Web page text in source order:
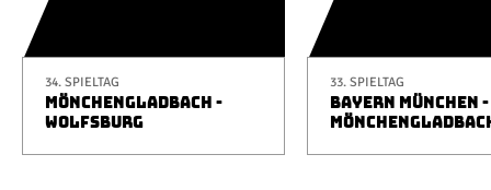
34. SPIELTAG
MÖNCHENGLADBACH -
WOLFSBURG
33. SPIELTAG
BAYERN MÜNCHEN -